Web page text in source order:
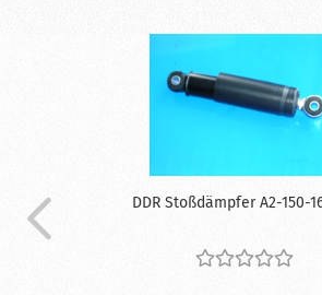
DDR Stoßdämpfer A2-150-